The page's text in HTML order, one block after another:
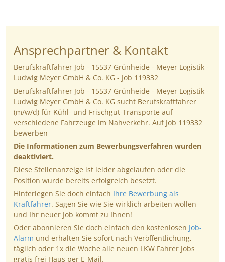
Ansprechpartner & Kontakt
Berufskraftfahrer Job - 15537 Grünheide - Meyer Logistik -
Ludwig Meyer GmbH & Co. KG - Job 119332
Berufskraftfahrer Job - 15537 Grünheide - Meyer Logistik -
Ludwig Meyer GmbH & Co. KG sucht Berufskraftfahrer
(m/w/d) für Kühl- und Frischgut-Transporte auf
verschiedene Fahrzeuge im Nahverkehr. Auf Job 119332
bewerben
Die Informationen zum Bewerbungsverfahren wurden
deaktiviert.
Diese Stellenanzeige ist leider abgelaufen oder die
Position wurde bereits erfolgreich besetzt.
Hinterlegen Sie doch einfach Ihre Bewerbung als
Kraftfahrer. Sagen Sie wie Sie wirklich arbeiten wollen
und Ihr neuer Job kommt zu Ihnen!
Oder abonnieren Sie doch einfach den kostenlosen Job-
Alarm und erhalten Sie sofort nach Veröffentlichung,
täglich oder 1x die Woche alle neuen LKW Fahrer Jobs
gratis frei Haus per E-Mail.